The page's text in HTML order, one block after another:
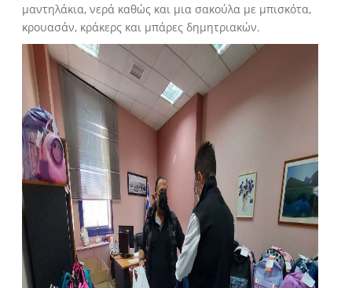
μαντηλάκια, νερά καθώς και μια σακούλα με μπισκότα,
κρουασάν, κράκερς και μπάρες δημητριακών.